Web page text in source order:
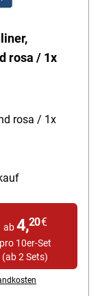
rosa / 1x
rosa / 1x
mit
ab4,20€
pro 10er-Set
(ab 2 Sets)